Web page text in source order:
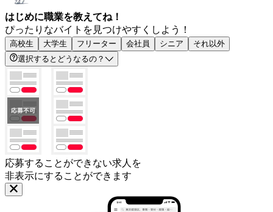
はじめに職業を教えてね！
ぴったりなバイトを見つけやすくしよう！
高校生 大学生 フリーター 会社員 シニア
それ以外
選択するとどうなるの？
応募することができない求人を
非表示にすることができます